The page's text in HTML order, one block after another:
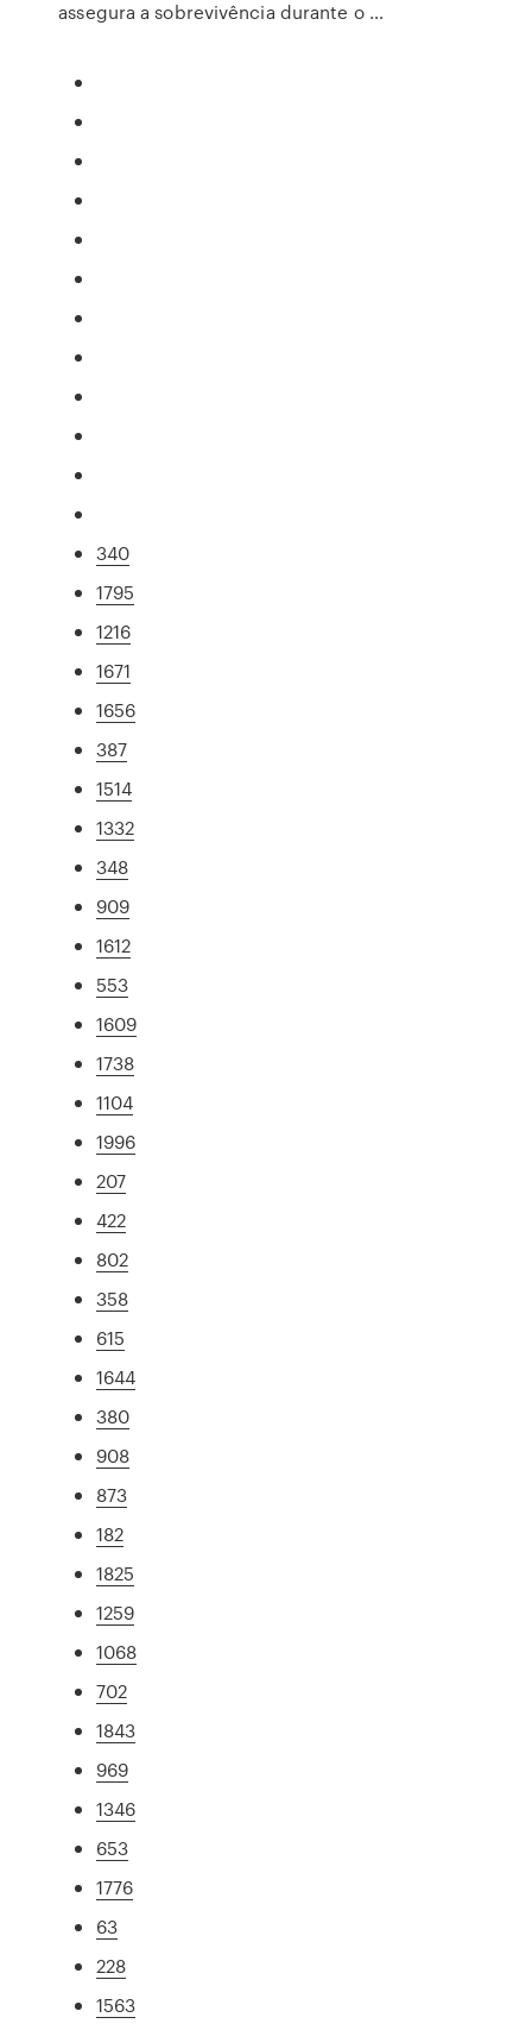
assegura a sobrevivência durante o …
340
1795
1216
1671
1656
387
1514
1332
348
909
1612
553
1609
1738
1104
1996
207
422
802
358
615
1644
380
908
873
182
1825
1259
1068
702
1843
969
1346
653
1776
63
228
1563